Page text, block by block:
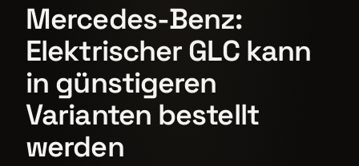
Mercedes-Benz:
Elektrischer GLC kann
in günstigeren
Varianten bestellt
werden